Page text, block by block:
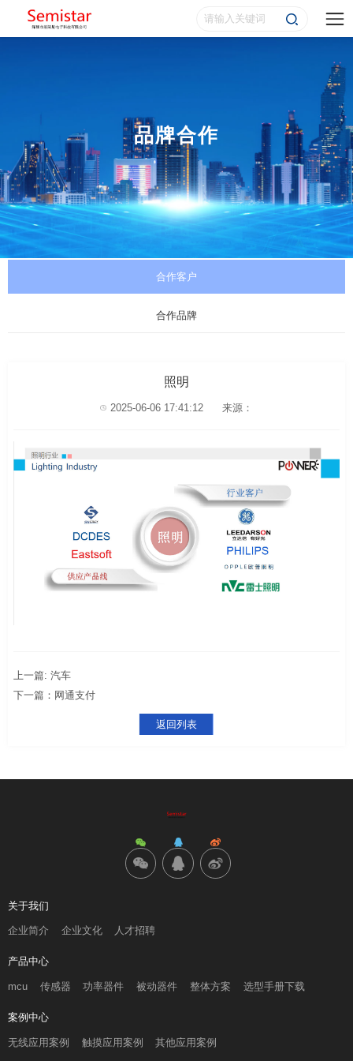
品牌合作
合作客户
合作品牌
照明
2025-06-06 17:41:12 来源：
上一篇: 汽车
下一篇：网通支付
返回列表
关于我们
企业简介 企业文化 人才招聘
产品中心
mcu 传感器 功率器件 被动器件 整体方案 选型手册下载
案例中心
无线应用案例 触摸应用案例 其他应用案例